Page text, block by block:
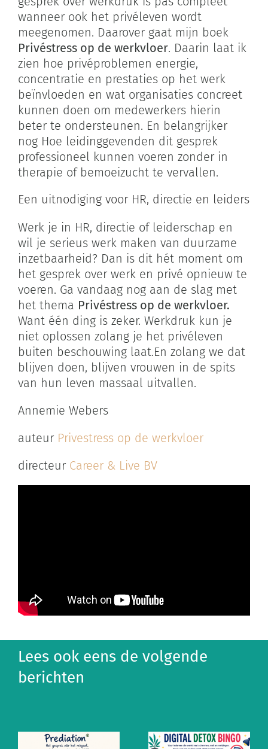
wanneer ook het privéleven wordt
meegenomen. Daarover gaat mijn boek
Privéstress op de werkvloer. Daarin laat ik
zien hoe privéproblemen energie,
concentratie en prestaties op het werk
beïnvloeden en wat organisaties concreet
kunnen doen om medewerkers hierin
beter te ondersteunen. En belangrijker
nog Hoe leidinggevenden dit gesprek
professioneel kunnen voeren zonder in
therapie of bemoeizucht te vervallen.
Een uitnodiging voor HR, directie en leiders
Werk je in HR, directie of leiderschap en
wil je serieus werk maken van duurzame
inzetbaarheid? Dan is dit hét moment om
het gesprek over werk en privé opnieuw te
voeren. Ga vandaag nog aan de slag met
het thema Privéstress op de werkvloer.
Want één ding is zeker. Werkdruk kun je
niet oplossen zolang je het privéleven
buiten beschouwing laat.En zolang we dat
blijven doen, blijven vrouwen in de spits
van hun leven massaal uitvallen.
Annemie Webers
auteur Privestress op de werkvloer
directeur Career & Live BV
Lees ook eens de volgende
berichten